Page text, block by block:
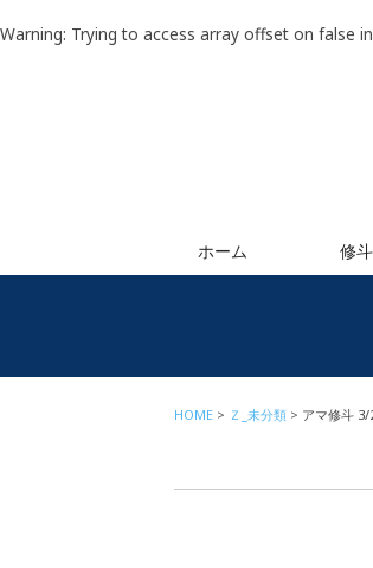
Warning: Trying to access array offset on false in
ホーム 修
HOME Ｚ_未分類 アマ修斗